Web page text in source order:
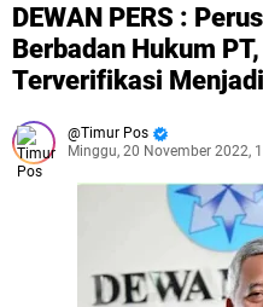
DEWAN PERS :
Berbadan Hukum
Terverifikasi
Timur Pos
Minggu, 20 November 2022,